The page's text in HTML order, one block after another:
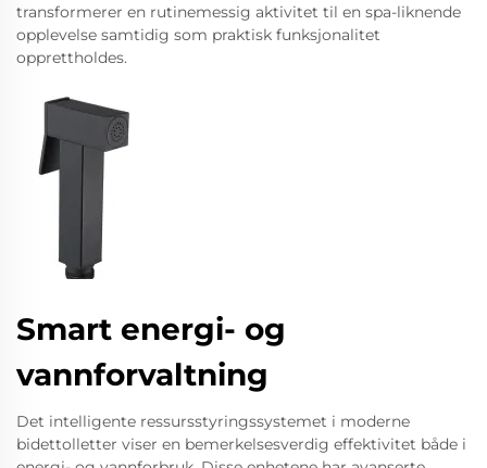
transformerer en rutinemessig aktivitet til en spa-liknende
opplevelse samtidig som praktisk funksjonalitet
opprettholdes.
Smart energi- og
vannforvaltning
Det intelligente ressursstyringssystemet i moderne
bidettolletter viser en bemerkelsesverdig effektivitet både i